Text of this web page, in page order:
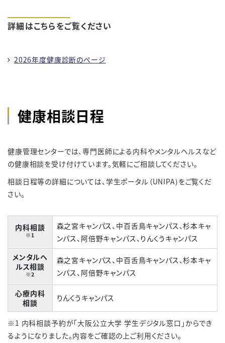
詳細はこちらをご覧ください
2026年度健康診断のページ
健康相談日程
健康管理センターでは、専門医師による内科やメンタルヘルスなど
の健康相談を受け付けています。気軽にご相談してください。
相談日程等の詳細については、学生ポータル（UNIPA)をご覧くだ
さい。
内科相談
※1
森之宮キャンパス、中百舌鳥キャンパス、杉本キャ
ンパス、阿倍野キャンパス、りんくうキャンパス
メンタルヘ
ルス相談
※2
森之宮キャンパス、中百舌鳥キャンパス、杉本キャ
ンパス、阿倍野キャンパス
心療内科
相談
りんくうキャンパス
※1 内科相談予約が「大阪公立大学 学生デジタル窓口」からでき
るようになりました。内容をご確認の上ご利用ください。